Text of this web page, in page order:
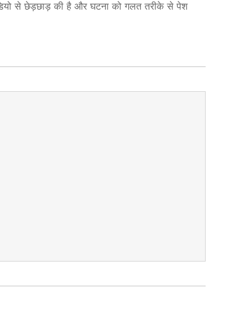
से छेड़छाड़ की है और घटना को गलत तरीके से पेश